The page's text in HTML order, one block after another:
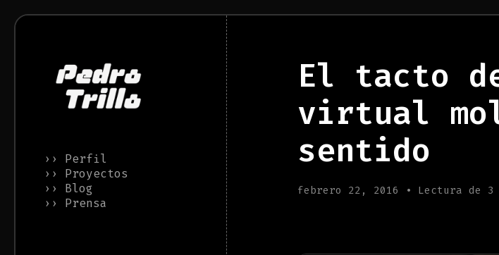
›› Perfil
›› Proyectos
›› Blog
›› Prensa
El tacto
virtual
sentido
febrero 22, 2016 • Lectura de 3